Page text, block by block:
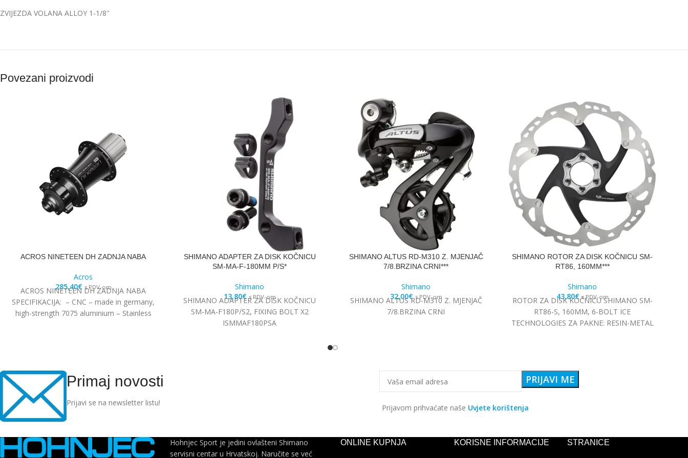
ZVIJEZDA VOLANA ALLOY 1-1/8″
Povezani proizvodi
ACROS NINETEEN DH ZADNJA NABA
Acros
285,40€ s PDV-om
ACROS NINETEEN DH ZADNJA NABA
SPECIFIKACIJA: – CNC – made in germany,
high-strength 7075 aluminium – Stainless
SHIMANO ADAPTER ZA DISK KOČNICU
SM-MA-F-180MM P/S*
Shimano
13,80€ s PDV-om
SHIMANO ADAPTER ZA DISK KOČNICU
SM-MA-F180P/S2, FIXING BOLT X2
ISMMAF180PSA
SHIMANO ALTUS RD-M310 Z. MJENJAČ
7/8.BRZINA CRNI***
Shimano
32,00€ s PDV-om
SHIMANO ALTUS RD-M310 Z. MJENJAČ
7/8.BRZINA CRNI
SHIMANO ROTOR ZA DISK KOČNICU SM-
RT86, 160MM***
Shimano
43,80€ s PDV-om
ROTOR ZA DISK KOČNICU SHIMANO SM-
RT86-S, 160MM, 6-BOLT ICE
TECHNOLOGIES ZA PAKNE: RESIN-METAL
Primaj novosti
Prijavi se na newsletter listu!
Prijavom prihvaćate naše Uvjete korištenja
Hohnjec Sport je jedini ovlašteni Shimano
servisni centar u Hrvatskoj. Naručite se već
ONLINE KUPNJA KORISNE INFORMACIJE STRANICE